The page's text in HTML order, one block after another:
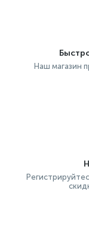
Наш магазин